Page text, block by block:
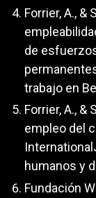
Forrier, A., &
de
trabajo en
Forrier, A., &
empleo del
humanos y
Fundación